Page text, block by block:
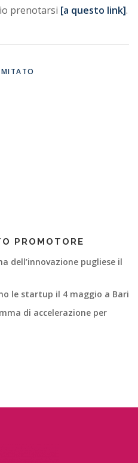
prenotarsi [a questo link].
PROMOTORE
dell’innovazione pugliese il
le startup il 4 maggio a Bari
di accelerazione per